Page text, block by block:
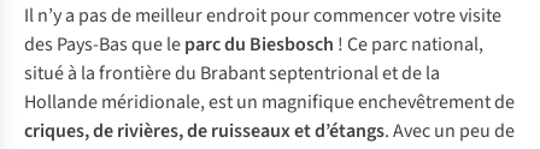
Il n’y a pas de meilleur endroit pour commencer votre visite
des Pays-Bas que leparc du Biesbosch ! Ce parc national,
situé à la frontière du Brabant septentrional et de la
Hollande méridionale, est un magnifique enchevêtrement de
criques, de rivières, de ruisseaux et d’étangs. Avec un peu de